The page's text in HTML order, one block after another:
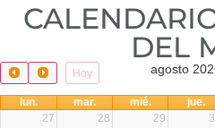
DEL
Hoy agosto
lun. mar. mié. jue.
27
28 29